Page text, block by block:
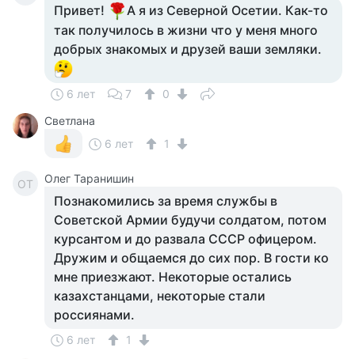
Привет!
А я из Северной Осетии. Как-то
так получилось в жизни что у меня много
добрых знакомых и друзей ваши земляки.
6 лет 7
0
Светлана
6 лет
1
ОТ Олег Таранишин
Познакомились за время службы в
Советской Армии будучи солдатом, потом
курсантом и до развала СССР офицером.
Дружим и общаемся до сих пор. В гости ко
мне приезжают. Некоторые остались
казахстанцами, некоторые стали
россиянами.
6 лет
1